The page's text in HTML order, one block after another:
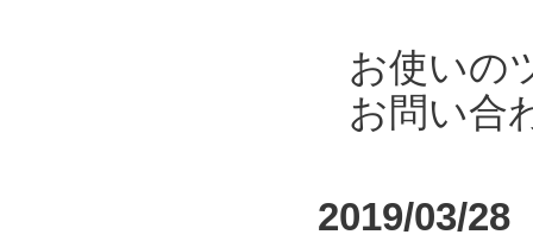
お使いの
お問い合
2019/03/28